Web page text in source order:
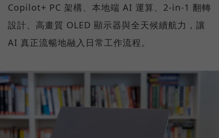
Copilot+ PC 架構、本地端 AI 運算、2-in-1 翻轉
設計、高畫質 OLED 顯示器與全天候續航力，讓
AI 真正流暢地融入日常工作流程。